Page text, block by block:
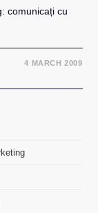
comunicați cu
4 MARCH 2009